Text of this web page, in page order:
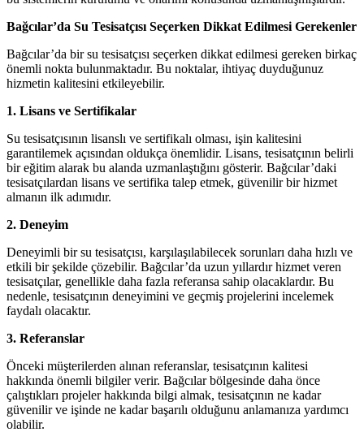
Bağcılar’da Su Tesisatçısı Seçerken Dikkat Edilmesi Gerekenler
Bağcılar’da bir su tesisatçısı seçerken dikkat edilmesi gereken birkaç
önemli nokta bulunmaktadır. Bu noktalar, ihtiyaç duyduğunuz
hizmetin kalitesini etkileyebilir.
1. Lisans ve Sertifikalar
Su tesisatçısının lisanslı ve sertifikalı olması, işin kalitesini
garantilemek açısından oldukça önemlidir. Lisans, tesisatçının belirli
bir eğitim alarak bu alanda uzmanlaştığını gösterir. Bağcılar’daki
tesisatçılardan lisans ve sertifika talep etmek, güvenilir bir hizmet
almanın ilk adımıdır.
2. Deneyim
Deneyimli bir su tesisatçısı, karşılaşılabilecek sorunları daha hızlı ve
etkili bir şekilde çözebilir. Bağcılar’da uzun yıllardır hizmet veren
tesisatçılar, genellikle daha fazla referansa sahip olacaklardır. Bu
nedenle, tesisatçının deneyimini ve geçmiş projelerini incelemek
faydalı olacaktır.
3. Referanslar
Önceki müşterilerden alınan referanslar, tesisatçının kalitesi
hakkında önemli bilgiler verir. Bağcılar bölgesinde daha önce
çalıştıkları projeler hakkında bilgi almak, tesisatçının ne kadar
güvenilir ve işinde ne kadar başarılı olduğunu anlamanıza yardımcı
olabilir.